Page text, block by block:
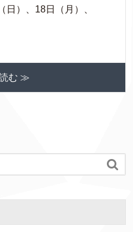
日）、18日（月）、
む ≫
